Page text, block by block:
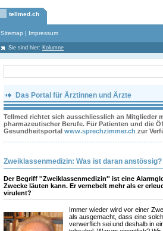
tellmed.ch
Sitemap | Impressum
Sie sind hier: Kolumne
Das Portal für Ärztinnen und Ärzte
Tellmed richtet sich ausschliesslich an Mitglieder
pharmazeutischer Berufe. Für Patienten und die
Gesundheitsportal www.sprechzimmer.ch zur
Zweiklassenmedizin: Was ist daran anstössig?
Der Begriff ''Zweiklassenmedizin'' ist eine
Zwecke läuten kann. Er vernebelt mehr als er
virulent?
Immer wieder wird vor einer
als ausgemacht, dass eine
verwerflich sei und deshalb in